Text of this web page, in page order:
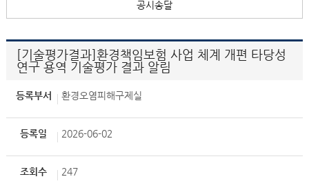
공시송달
[기술평가결과]환경책임보험 사업 체계 개편 타당성
연구 용역 기술평가 결과 알림
등록부서 환경오염피해구제실
등록일 2026-06-02
조회수 247